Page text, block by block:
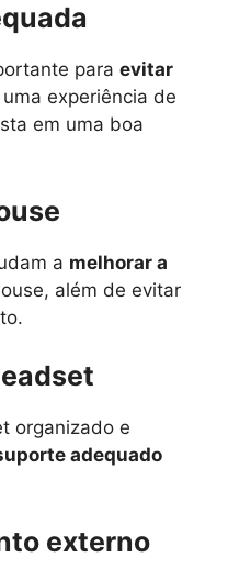
para evitar
experiência de
em uma boa
a melhorar a
além de evitar
organizado e
adequado
externo